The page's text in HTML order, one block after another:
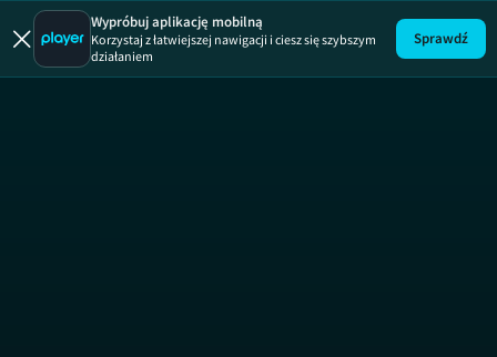
Wypróbuj aplikację mobilną
Korzystaj z łatwiejszej nawigacji i ciesz się szybszym
działaniem
Sprawdź